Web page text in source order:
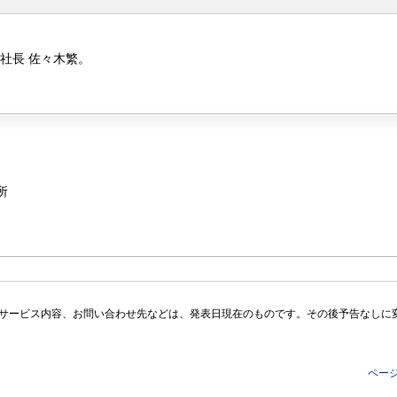
長 佐々木繁。
ービス内容、お問い合わせ先などは、発表日現在のものです。その後予告なしに
ペー